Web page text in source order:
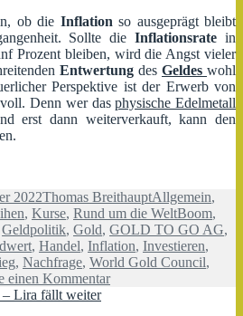
ob die Inflationso ausgeprägt bleibt
Sollte dieInflationsrate in
Prozent bleiben, wird die Angst vieler
Entwertung des Geldes wohl
Perspektive ist der Erwerb von
Denn wer dasphysische Edelmetall
erst dann weiterverkauft, kann den
2022Autor
Thomas BreithauptKategorien
Allgemein,
, Kurse, Rund um die WeltBoom,
Geldpolitik, Gold, GOLD TO GO AG,
, Handel, Inflation, Investieren,
, Nachfrage, World Gold Council,
einen Kommentarzu